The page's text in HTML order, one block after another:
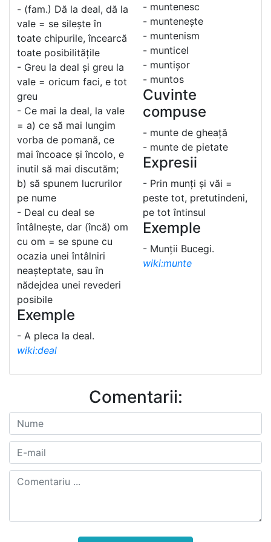
- (fam.) Dă la deal, dă la
vale = se silește în
toate chipurile, încearcă
toate posibilitățile
- Greu la deal și greu la
vale = oricum faci, e tot
greu
- Ce mai la deal, la vale
= a) ce să mai lungim
vorba de pomană, ce
mai încoace și încolo, e
inutil să mai discutăm;
b) să spunem lucrurilor
pe nume
- Deal cu deal se
întâlnește, dar (încă) om
cu om = se spune cu
ocazia unei întâlniri
neașteptate, sau în
nădejdea unei revederi
posibile
Exemple
- A pleca la deal.
wiki:deal
- muntenesc
- muntenește
- muntenism
- munticel
- muntișor
- muntos
Cuvinte
compuse
- munte de gheață
- munte de pietate
Expresii
- Prin munți și văi =
peste tot, pretutindeni,
pe tot întinsul
Exemple
- Munții Bucegi.
wiki:munte
Comentarii: